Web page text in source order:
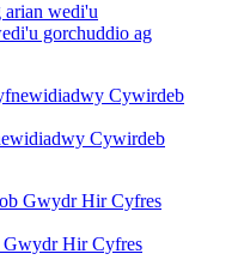
wedi'u
gorchuddio ag
Cywirdeb
Gwydr Hir Cyfres